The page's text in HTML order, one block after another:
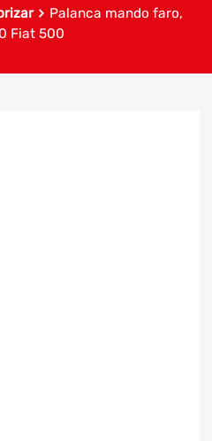
Palanca mando faro,
Fiat 500